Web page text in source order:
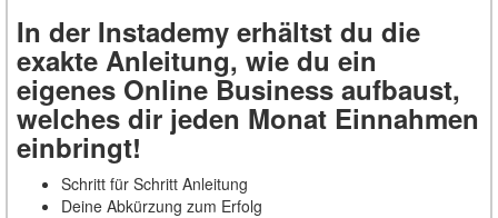
In der Instademy erhältst du die
exakte Anleitung, wie du ein
eigenes Online Business aufbaust,
welches dir jeden Monat Einnahmen
einbringt!
Schritt für Schritt Anleitung
Deine Abkürzung zum Erfolg